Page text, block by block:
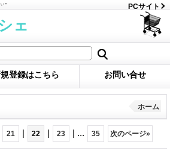
＊ PCサイト
ェ
登録はこちら お問い合せ
ホーム
21 | 22 | 23 | ... 35 次のページ»